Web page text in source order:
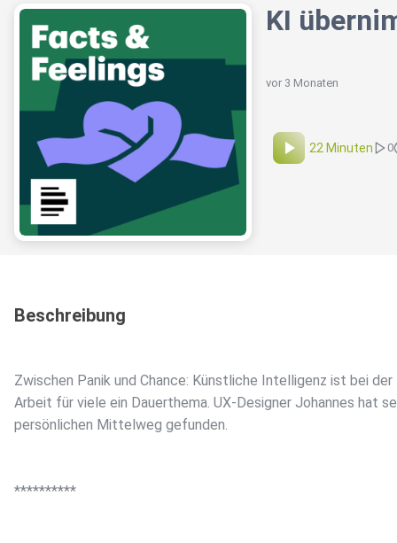
KI
vor 3 Monaten
22 Minuten 0
Beschreibung
Zwischen Panik und Chance: Künstliche Intelligenz ist bei der
Arbeit für viele ein Dauerthema. UX-Designer Johannes hat
persönlichen Mittelweg gefunden.
**********